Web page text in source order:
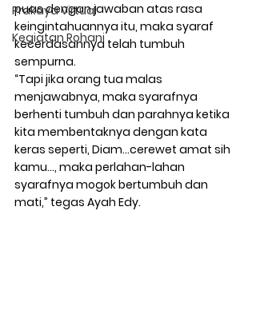
Prakaya Virtual
Kegiatan Rohani
puas dengan jawaban atas rasa
keingintahuannya itu, maka syaraf
kecerdasannya telah tumbuh
sempurna.
“Tapi jika orang tua malas
menjawabnya, maka syarafnya
berhenti tumbuh dan parahnya ketika
kita membentaknya dengan kata
keras seperti, Diam…cerewet amat sih
kamu…, maka perlahan-lahan
syarafnya mogok bertumbuh dan
mati,” tegas Ayah Edy.